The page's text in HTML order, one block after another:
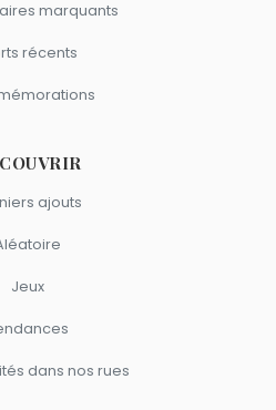
marquants
récents
ajouts
Jeux
dans nos rues